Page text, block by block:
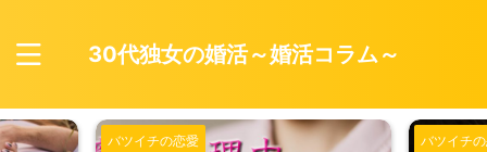
30代独女の婚活～婚活コラム～
バツイチの恋愛 バツイチ